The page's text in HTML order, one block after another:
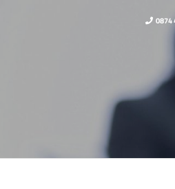
0874